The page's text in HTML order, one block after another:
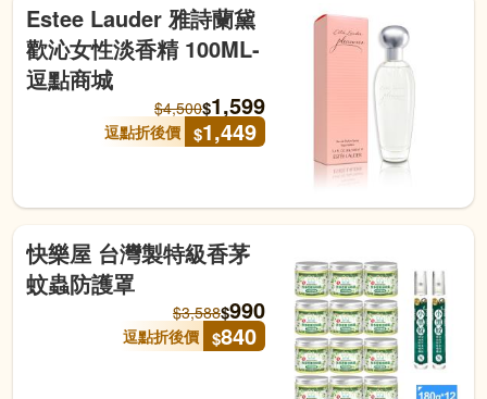
Estee Lauder 雅詩蘭黛
歡沁女性淡香精 100ML-
逗點商城
$4,500$1,599
逗點折後價 $1,449
快樂屋 台灣製特級香茅
蚊蟲防護罩
$3,588$990
逗點折後價 $840